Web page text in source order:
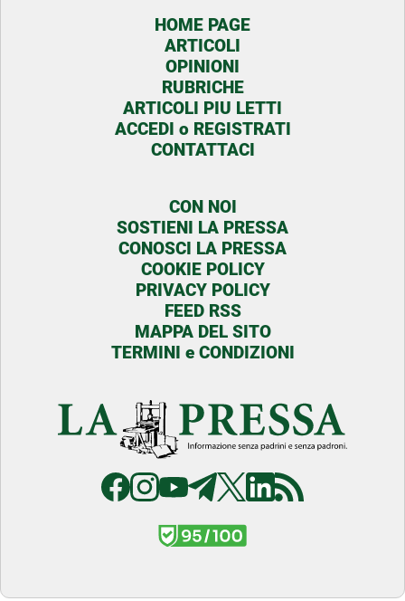
HOME PAGE
ARTICOLI
OPINIONI
RUBRICHE
ARTICOLI PIU LETTI
ACCEDI o REGISTRATI
CONTATTACI
CON NOI
SOSTIENI LA PRESSA
CONOSCI LA PRESSA
COOKIE POLICY
PRIVACY POLICY
FEED RSS
MAPPA DEL SITO
TERMINI e CONDIZIONI